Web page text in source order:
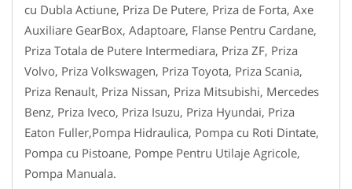
cu Dubla Actiune, Priza De Putere, Priza de Forta, Axe
Auxiliare GearBox, Adaptoare, Flanse Pentru Cardane,
Priza Totala de Putere Intermediara, Priza ZF, Priza
Volvo, Priza Volkswagen, Priza Toyota, Priza Scania,
Priza Renault, Priza Nissan, Priza Mitsubishi, Mercedes
Benz, Priza Iveco, Priza Isuzu, Priza Hyundai, Priza
Eaton Fuller,Pompa Hidraulica, Pompa cu Roti Dintate,
Pompa cu Pistoane, Pompe Pentru Utilaje Agricole,
Pompa Manuala.